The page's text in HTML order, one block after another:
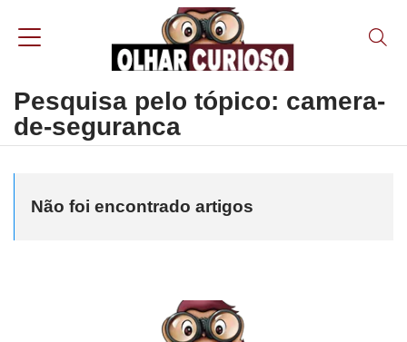
Pesquisa pelo tópico: camera-
de-seguranca
Não foi encontrado artigos